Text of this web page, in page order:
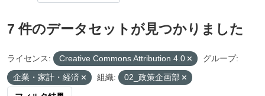
7 件のデータセットが見つかりました
ライセンス: Creative Commons Attribution 4.0
グループ:
企業・家計・経済
組織: 02_政策企画部